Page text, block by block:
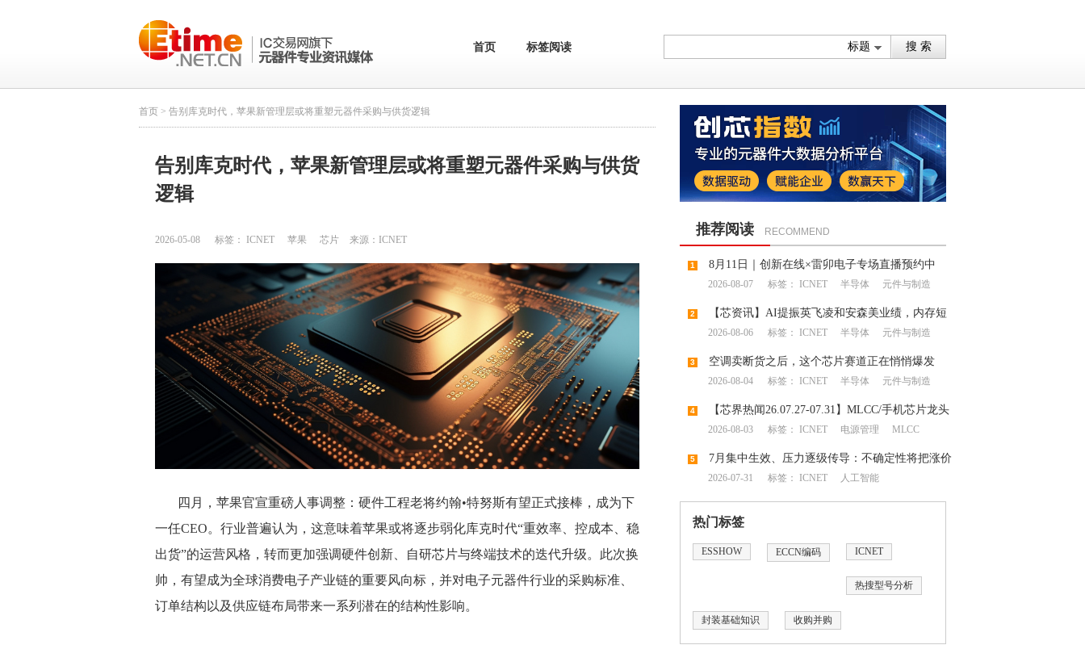
首页 标签阅读
首页 > 告别库克时代，苹果新管理层或将重塑元器件采购与供货逻辑
告别库克时代，苹果新管理层或将重塑元器件采购与供货
逻辑
2026-05-08 标签： ICNET 苹果 芯片 来源： ICNET
四月，苹果官宣重磅人事调整：硬件工程老将约翰•特努斯有望正式接棒，成为下
一任CEO。行业普遍认为，这意味着苹果或将逐步弱化库克时代“重效率、控成本、稳
出货”的运营风格，转而更加强调硬件创新、自研芯片与终端技术的迭代升级。此次换
帅，有望成为全球消费电子产业链的重要风向标，并对电子元器件行业的采购标准、
订单结构以及供应链布局带来一系列潜在的结构性影响。
推荐阅读 RECOMMEND
1 8月11日｜创新在线×雷卯电子专场直播预约中
2026-08-07 标签： ICNET 半导体 元件与制造
2
【芯资讯】AI提振英飞凌和安森美业绩，内存短
缺预期延续至明年
2026-08-06 标签： ICNET 半导体 元件与制造
3 空调卖断货之后，这个芯片赛道正在悄悄爆发
2026-08-04 标签： ICNET 半导体 元件与制造
4
【芯界热闻26.07.27-07.31】MLCC/手机芯片龙头
领涨，地震牵动成熟制程半导体供应链
2026-08-03 标签： ICNET 电源管理 MLCC
5
7月集中生效、压力逐级传导：不确定性将把涨价
潮带向何处？
2026-07-31 标签： ICNET 人工智能
热门标签
ESSHOW ECCN编码 ICNET
热搜型号分析
封装基础知识 收购并购